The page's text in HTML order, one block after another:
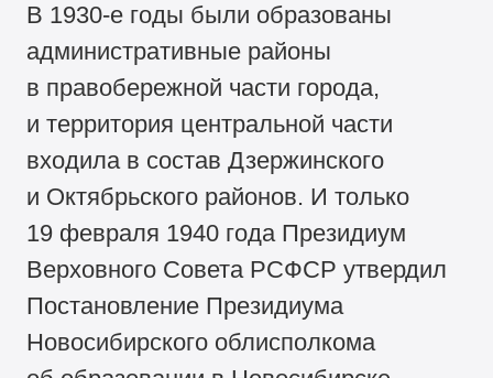
В 1930-е годы были образованы
административные районы
в правобережной части города,
и территория центральной части
входила в состав Дзержинского
и Октябрьского районов. И только
19 февраля 1940 года Президиум
Верховного Совета РСФСР утвердил
Постановление Президиума
Новосибирского облисполкома